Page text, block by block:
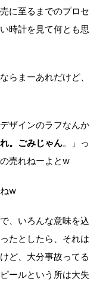
に至るまでのプロセ
時計を見て何とも思
らまーあれだけど、
ザインのラフなんか
。ごみじゃん。」っ
売れねーよとw
w
、いろんな意味を込
たとしたら、それは
ど、大分事故ってる
ールという所は大失